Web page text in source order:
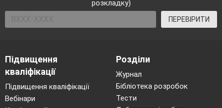
розкладку)
ПЕРЕВІРИТИ
Підвищення
кваліфікації
Підвищення кваліфікації
Вебінари
Розділи
Журнал
Бібліотека розробок
Тести